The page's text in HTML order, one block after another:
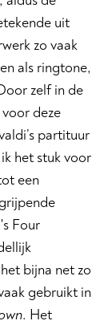
uit
zo vaak
als ringtone,
zelf in de
deze
partituur
het stuk voor
een
Four
bijna net zo
gebruikt in
. Het